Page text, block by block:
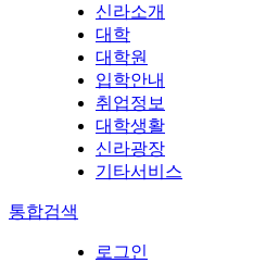
신라소개
대학
대학원
입학안내
취업정보
대학생활
신라광장
기타서비스
통합검색
로그인